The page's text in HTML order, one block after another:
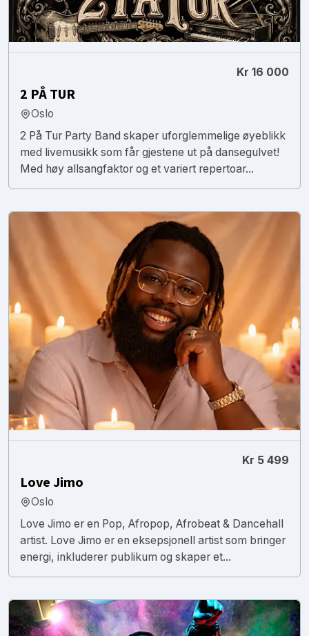
Kr 16 000
2 PÅ TUR
Oslo
2 På Tur Party Band skaper uforglemmelige øyeblikk
med livemusikk som får gjestene ut på dansegulvet!
Med høy allsangfaktor og et variert repertoar...
Kr 5 499
Love Jimo
Oslo
Love Jimo er en Pop, Afropop, Afrobeat & Dancehall
artist. Love Jimo er en eksepsjonell artist som bringer
energi, inkluderer publikum og skaper et...